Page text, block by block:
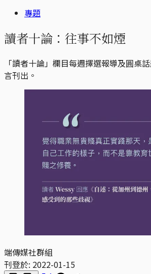
專題
讀者十論：往事不如煙
「讀者十論」欄目每週擇選報導及圓桌
言刊出。
端傳媒社群組
刊登於: 2022-01-15